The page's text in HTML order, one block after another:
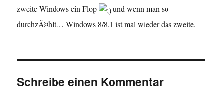
zweite Windows ein Flop
und wenn man so
durchzÃ¤hlt… Windows 8/8.1 ist mal wieder das zweite.
Schreibe einen Kommentar